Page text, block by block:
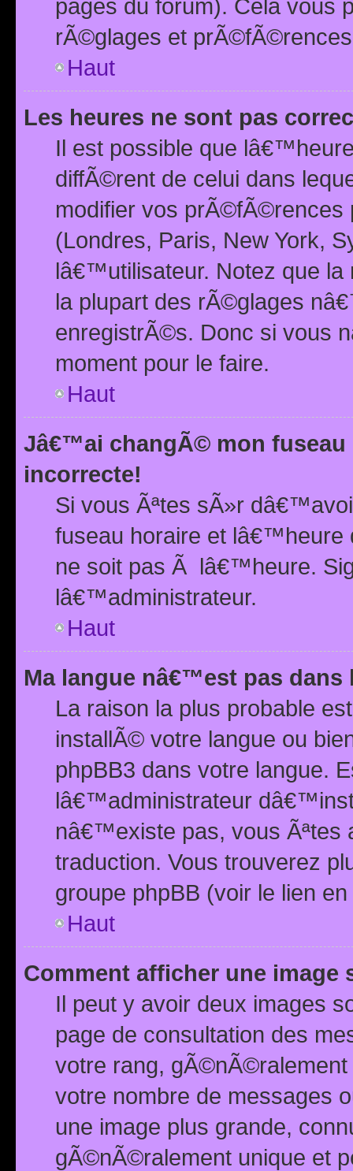
pages du forum). Cela vous
rÃ©glages et
Haut
Les heures ne sont pas
Il est possible que
diffÃ©rent de celui dans
modifier vos prÃ©fÃ©rences
(Londres, Paris, New York,
lâ€™utilisateur. Notez que la
la plupart des rÃ©glages
enregistrÃ©s. Donc si vous
moment pour le faire.
Haut
Jâ€™ai changÃ© mon
incorrecte!
Si vous Ãªtes sÃ»r
fuseau horaire et
ne soit pas Ã lâ€™heure.
lâ€™administrateur.
Haut
Ma langue nâ€™est pas dans
La raison la plus probable
installÃ© votre langue ou
phpBB3 dans votre langue.
lâ€™administrateur
nâ€™existe pas, vous Ãªtes
traduction. Vous trouverez
groupe phpBB (voir le lien
Haut
Comment afficher une image
Il peut y avoir deux images
page de consultation des
votre rang,
votre nombre de messages
une image plus grande,
gÃ©nÃ©ralement unique et